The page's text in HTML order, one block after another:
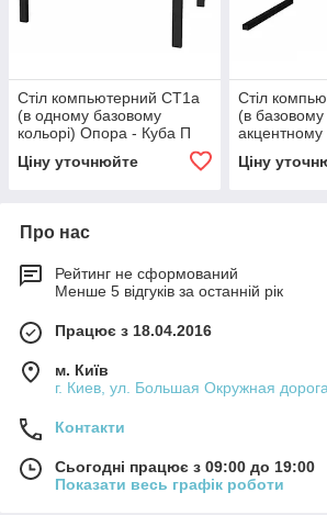
Стіл компьютерний СТ1а
(в одному базовому
кольорі) Опора - Куба П
Ціну уточнюйте
Стіл
(в базовому
акцентному
Форт
Ціну
Про нас
Рейтинг не сформований
Менше 5 відгуків за останній рік
Працює з 18.04.2016
м. Київ
г. Киев, ул. Большая Окружная
Контакти
Сьогодні працює з 09:00 до 19:00
Показати весь графік роботи